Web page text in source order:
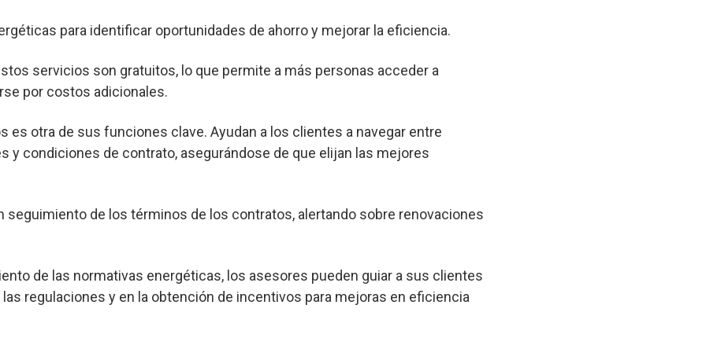
para identificar oportunidades de ahorro y mejorar la eficiencia.
servicios son gratuitos, lo que permite a más personas acceder a
por costos adicionales.
es otra de sus funciones clave. Ayudan a los clientes a navegar entre
y condiciones de contrato, asegurándose de que elijan las mejores
seguimiento de los términos de los contratos, alertando sobre renovaciones
de las normativas energéticas, los asesores pueden guiar a sus clientes
regulaciones y en la obtención de incentivos para mejoras en eficiencia